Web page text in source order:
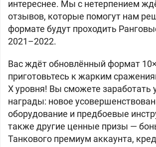
интереснее. Мы с нетерпением
отзывов, которые помогут нам
формате будут проходить
2021–2022.
Вас ждёт обновлённый формат
приготовьтесь к жарким
X уровня! Вы сможете заработать
награды: новое
оборудование и предбоевые
также другие ценные призы —
Танкового премиум аккаунта,